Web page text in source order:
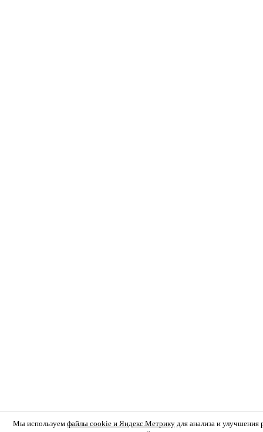
Мы используем файлы cookie и Яндекс.Метрику для анализа и улучшения